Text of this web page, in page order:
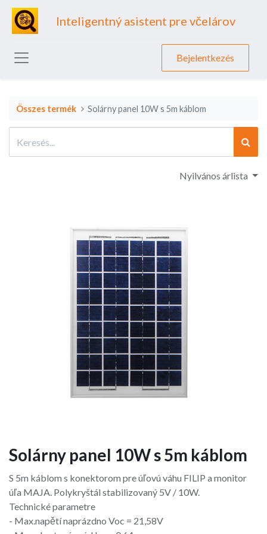
Inteligentný asistent pre včelárov
Bejelentkezés
Összes termék Solárny panel 10W s 5m káblom
Nyilvános árlista
Solárny panel 10W s 5m káblom
S 5m káblom s konektorom pre úľovú váhu FILIP a monitor
úľa MAJA. Polykryštál stabilizovaný 5V / 10W.
Technické parametre
- Max.napětí naprázdno Voc = 21,58V